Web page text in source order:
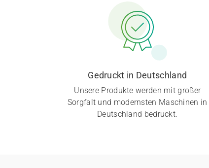
Gedruckt in Deutschland
Unsere Produkte werden mit großer
Sorgfalt und modernsten Maschinen in
Deutschland bedruckt.